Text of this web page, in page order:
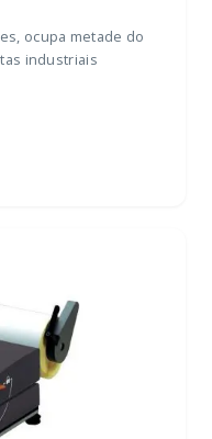
ocupa metade do
industriais